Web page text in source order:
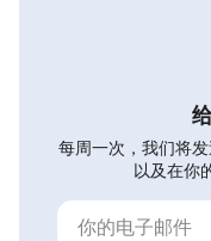
每周一次，我们将
以及在你